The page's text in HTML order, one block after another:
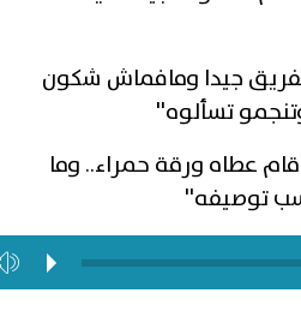
جيدا ومافماش شكون
تسألوه''
قام عطاه ورقة حمراء.. وما
توصيفه''